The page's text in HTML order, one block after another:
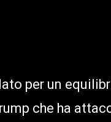
per un
che ha